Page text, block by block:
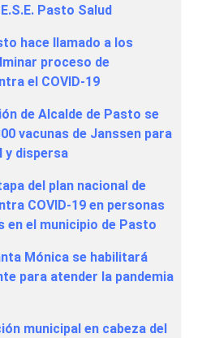
Pasto Salud
hace llamado a los
proceso de
el COVID-19
de Alcalde de Pasto se
vacunas de Janssen para
y dispersa
del plan nacional de
COVID-19 en personas
en el municipio de Pasto
Mónica se habilitará
para atender la pandemia
municipal en cabeza del